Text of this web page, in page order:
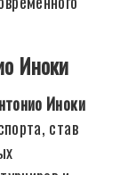
Иноки
Иноки
став